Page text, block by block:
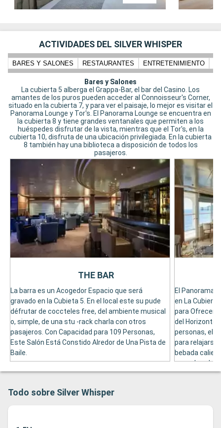
ACTIVIDADES DEL SILVER WHISPER
BARES Y SALONES RESTAURANTES ENTRETENIMIENTO
Bares y Salones
La cubierta 5 alberga el Grappa-Bar, el bar del Casino. Los
amantes de los puros pueden acceder al Connoisseur's Corner,
situado en la cubierta 7, y para ver el paisaje, lo mejor es visitar el
Panorama Lounge y Tor's. El Panorama Lounge se encuentra en
la cubierta 8 y tiene grandes ventanales que permiten a los
huéspedes disfrutar de la vista, mientras que el Tor's, en la
cubierta 10, disfruta de una ubicación privilegiada. En la cubierta
8 también hay una biblioteca a disposición de todos los
pasajeros.
La barra es un Acogedor Espacio que será
gravado en la Cubieta 5. En el local este su pude
défrutar de coccteles free, del ambiente musical
o, simple, de una stu -rack charla con otros
pasajeros. Con Capacidad para 109 Personas,
Este Salón Está Constido Alredor de Una Pista de
Baile.
THE BAR
El Panorama
en La
para Ofrecer
del Horizonte.
personas, el
para
bebada
escachar de
y, admás,
Todo sobre Silver Whisper